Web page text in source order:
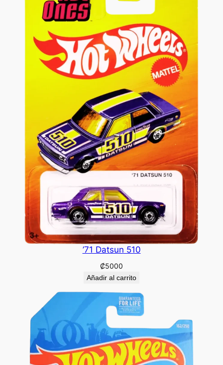
’71 Datsun 510
₡5000
Añadir al carrito